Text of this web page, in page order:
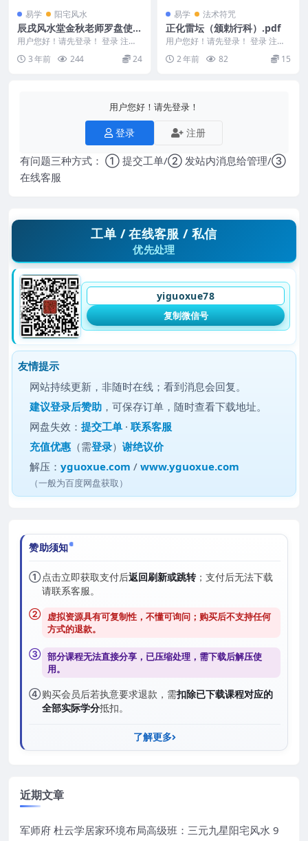
易学 阳宅风水
辰戌风水堂金秋老师罗盘使用
罗盘精解 122集
用户您好！请先登录！ 登录 注册
辰戌风水堂金秋老师罗盘使用 罗
盘精解 122集...
3 年前 244 24
易学 法术符咒
正化雷坛（颁勅行科）.pdf
用户您好！请先登录！ 登录 注册
正化雷坛（颁勅行科）.pdf 24050
37-...2 年前 82 15
用户您好！请先登录！
登录 注册
有问题三种方式： ① 提交工单/② 发站内消息给管理/③
在线客服
工单 / 在线客服 / 私信
优先处理
yiguoxue78
复制微信号
友情提示
网站持续更新，非随时在线；看到消息会回复。
建议登录后赞助 ，可保存订单，随时查看下载地址。
网盘失效：提交工单 ·联系客服
充值优惠 （需登录）谢绝议价
解压：yguoxue.com /www.yguoxue.com
（一般为百度网盘获取）
赞助须知
① 点击立即获取支付后返回刷新或跳转；支付后无法下载
请联系客服。
② 虚拟资源具有可复制性，不懂可询问；购买后不支持任何
方式的退款。
③ 部分课程无法直接分享，已压缩处理，需下载后解压使
用。
④购买会员后若执意要求退款，需扣除已下载课程对应的
全部实际学分抵扣。
了解更多
近期文章
军师府 杜云学居家环境布局高级班：三元九星阳宅风水 9